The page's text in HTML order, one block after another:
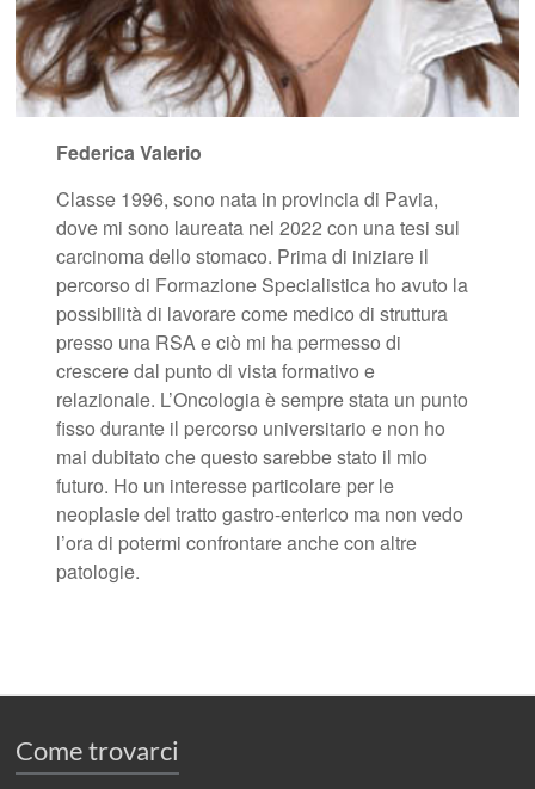
Federica Valerio
Classe 1996, sono nata in provincia di Pavia,
dove mi sono laureata nel 2022 con una tesi sul
carcinoma dello stomaco. Prima di iniziare il
percorso di Formazione Specialistica ho avuto la
possibilità di lavorare come medico di struttura
presso una RSA e ciò mi ha permesso di
crescere dal punto di vista formativo e
relazionale. L’Oncologia è sempre stata un punto
fisso durante il percorso universitario e non ho
mai dubitato che questo sarebbe stato il mio
futuro. Ho un interesse particolare per le
neoplasie del tratto gastro-enterico ma non vedo
l’ora di potermi confrontare anche con altre
patologie.
Come trovarci